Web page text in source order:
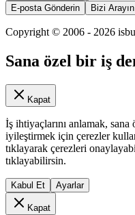
E-posta Gönderin
Bizi Arayın
Copyright © 2006 - 2026
Sana özel bir iş
Kapat
İş ihtiyaçlarını anlamak,
iyileştirmek için çerezler
tıklayarak çerezleri
tıklayabilirsin.
Kabul Et Ayarlar
Kapat